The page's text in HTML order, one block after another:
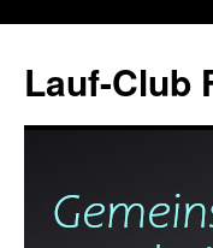
springen
Lauf-Club